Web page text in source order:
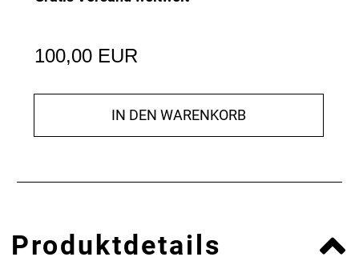
100,00 EUR
IN DEN WARENKORB
Produktdetails